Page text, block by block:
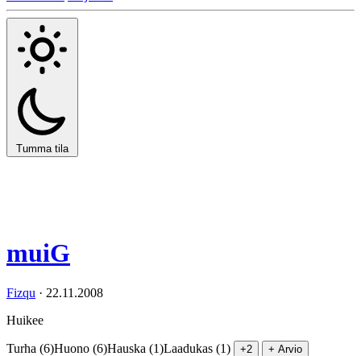
Tumma tila
muiG
Fizqu · 22.11.2008
Huikee
Turha (6)Huono (6)Hauska (1)Laadukas (1) +2 + Arvio